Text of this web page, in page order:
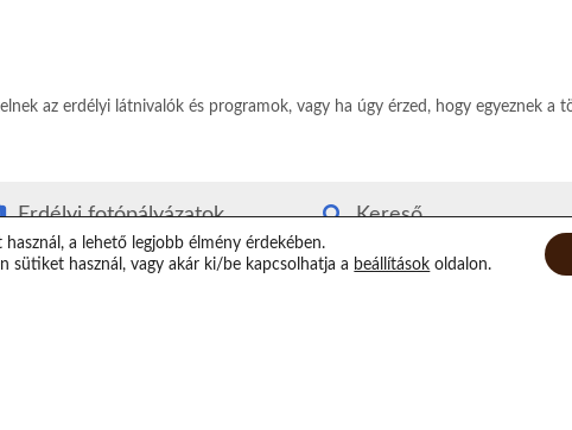
az erdélyi látnivalók és programok, vagy ha úgy érzed, hogy egyeznek a
Erdélyi fotópályázatok
Erdély kvízjáték
Kereső
Rólam
a lehető legjobb élmény érdekében.
sütiket használ, vagy akár ki/be kapcsolhatja a beállítások oldalon.